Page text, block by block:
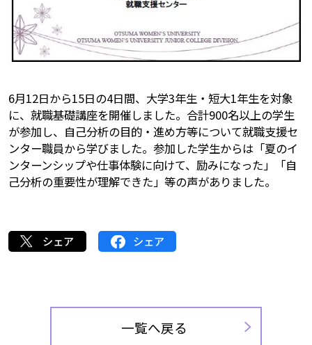
6月12日から15日の4日間、大学3年生・短大1年生を対象
に、就職基礎講座を開催しました。合計900名以上の学生
が参加し、自己分析の目的・進め方等について就職支援セ
ンター職員から学びました。参加した学生からは「夏のイ
ンターンシップや仕事体験に向けて、励みになった」「自
己分析の重要性が理解できた」等の声がありました。
シェア シェア
一覧へ戻る